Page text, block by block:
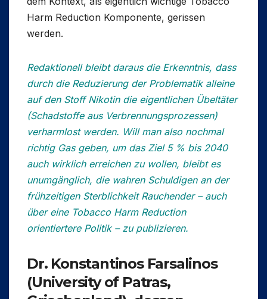
Harm Reduction Komponente, gerissen
werden.
Redaktionell bleibt daraus die Erkenntnis, dass
durch die Reduzierung der Problematik alleine
auf den Stoff Nikotin die eigentlichen Übeltäter
(Schadstoffe aus Verbrennungsprozessen)
verharmlost werden. Will man also nochmal
richtig Gas geben, um das Ziel 5 % bis 2040
auch wirklich erreichen zu wollen, bleibt es
unumgänglich, die wahren Schuldigen an der
frühzeitigen Sterblichkeit Rauchender – auch
über eine Tobacco Harm Reduction
orientiertere Politik – zu publizieren.
Dr. Konstantinos Farsalinos
(University of Patras,